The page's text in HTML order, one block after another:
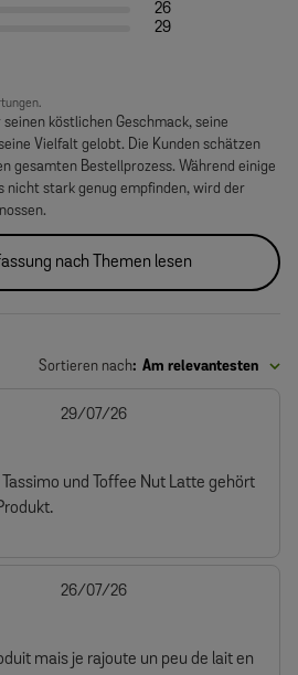
26
29
köstlichen Geschmack, seine
Vielfalt gelobt. Die Kunden schätzen
gesamten Bestellprozess. Während einige
nicht stark genug empfinden, wird der
nach Themen lesen
Sortieren nach: Am relevantesten
und Toffee Nut Latte gehört
Veröffentlichungsdatum
29/07/26
mais je rajoute un peu de lait en
Veröffentlichungsdatum
26/07/26